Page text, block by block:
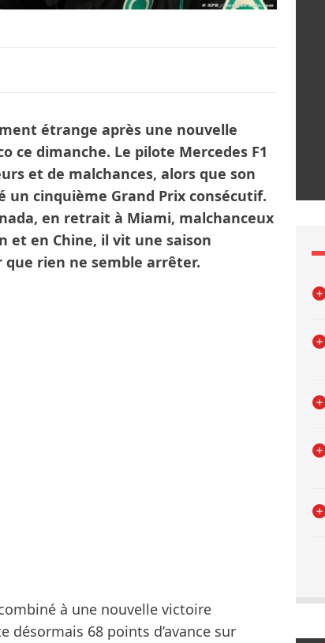
étrange après une nouvelle
ce dimanche. Le pilote Mercedes F1
et de malchances, alors que son
cinquième Grand Prix consécutif.
en retrait à Miami, malchanceux
et en Chine, il vit une saison
rien ne semble arrêter.
à une nouvelle victoire
désormais 68 points d’avance sur